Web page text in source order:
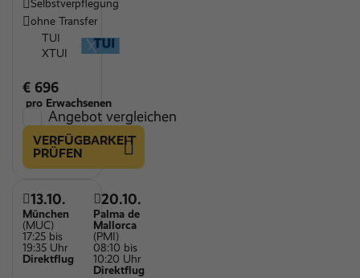
Selbstverpflegung
ohne Transfer
TUI
XTUI
€ 696
pro Erwachsenen
Angebot vergleichen
VERFÜGBARKEIT
PRÜFEN
13.10.
München
(MUC)
17:25 bis
19:35 Uhr
Direktflug
20.10.
Palma de
Mallorca
(PMI)
08:10 bis
10:20 Uhr
Direktflug